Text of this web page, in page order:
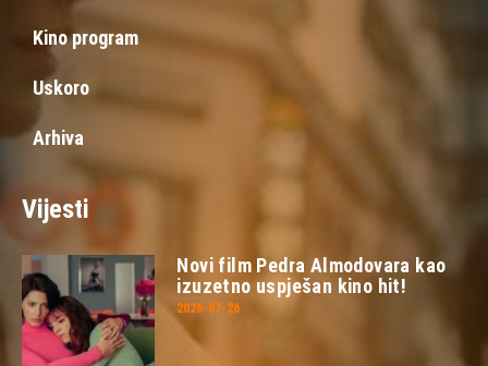
Kino program
Uskoro
Arhiva
Vijesti
Novi film Pedra Almodovara kao
izuzetno uspješan kino hit!
2026-07-26